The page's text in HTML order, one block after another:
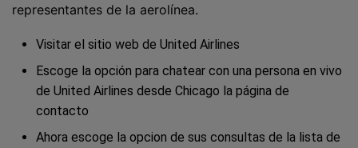
representantes de la aerolínea.
Visitar el sitio web de United Airlines
Escoge la opción para chatear con una persona en vivo
de United Airlines desde Chicago la página de
contacto
Ahora escoge la opcion de sus consultas de la lista de